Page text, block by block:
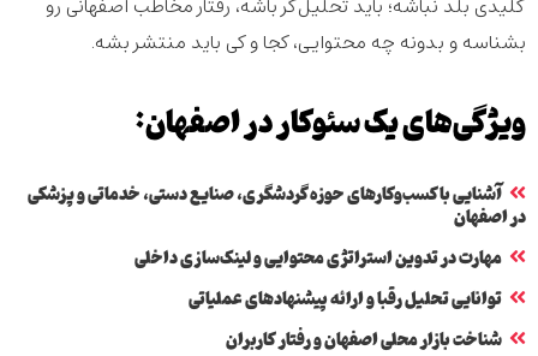
بشناسه و بدونه چه محتوایی، کجا و کی باید منتشر بشه.
ویژگی‌های یک سئوکار در اصفهان:
آشنایی با کسب‌وکارهای حوزه گردشگری، صنایع دستی، خدماتی و پزشکی
در اصفهان
مهارت در تدوین استراتژی محتوایی و لینک‌سازی داخلی
توانایی تحلیل رقبا و ارائه پیشنهادهای عملیاتی
شناخت بازار محلی اصفهان و رفتار کاربران